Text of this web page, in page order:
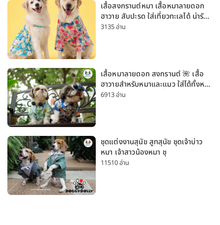
เสื้อสงกรานต์หมา เสื้อหมาลายดอก
ฮาวาย สับปะรด ใส่เที่ยวทะเลได้ น่ารัก
ใส่ได้ทั้งหมาเล็กและหมาใหญ่
3135 อ่าน
เสื้อหมาลายดอก สงกรานต์ 🌺 เสื้อ
ฮาวายสำหรับหมาและแมว ใส่ได้ทั้งหมา
เล็กและหมาใหญ่ ใส่เที่ยวทะเลน่ารัก
6913 อ่าน
ชุดแต่งงานสุนัข สูทสุนัข ชุดเจ้าบ่าว
หมา เจ้าสาวน้องหมา ชุ
11510 อ่าน